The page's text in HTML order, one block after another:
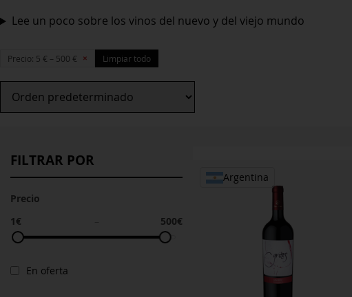
Lee un poco sobre los vinos del nuevo y del viejo mundo
Precio: 5 € – 500 € × Limpiar todo
Argentina
FILTRAR POR
Precio
1€ 500€
En oferta